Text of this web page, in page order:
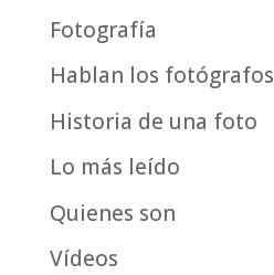
Fotografía
Hablan los fotógrafos
Historia de una foto
Lo más leído
Quienes son
Vídeos